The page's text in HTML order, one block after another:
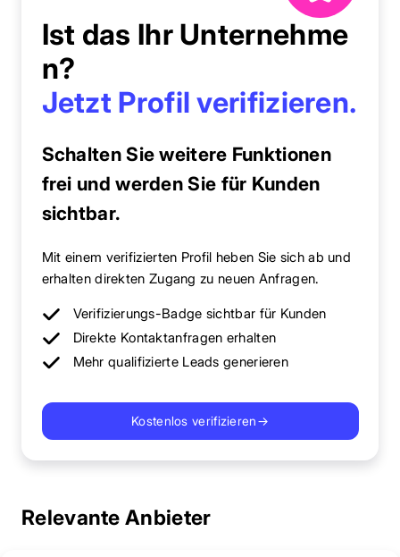
Ist das Ihr Unternehme
n?
Jetzt Profil verifizieren.
Schalten Sie weitere Funktionen
frei und werden Sie für Kunden
sichtbar.
Mit einem verifizierten Profil heben Sie sich ab und
erhalten direkten Zugang zu neuen Anfragen.
Verifizierungs-Badge sichtbar für Kunden
Direkte Kontaktanfragen erhalten
Mehr qualifizierte Leads generieren
Kostenlos verifizieren→
Relevante Anbieter